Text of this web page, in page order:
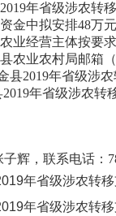
年省级涉农转
金中拟安排48万
业经营主体按要
农业农村局邮箱
2019年省级涉农
省级涉农转移
，联系电话：
年省级涉农转
年省级涉农转